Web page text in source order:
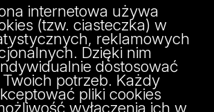
90-136 Łódź
43
elektronicznych (ADE):
IHHIV-17
internetowa używa
(tzw. ciasteczka) w
reklamowych
Dzięki nim
dostosować
potrzeb. Każdy
pliki cookies
wyłączenia ich w